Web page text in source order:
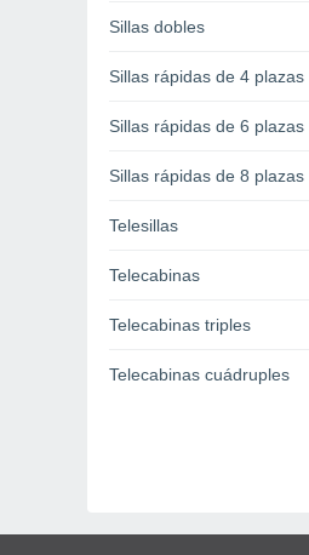
Sillas dobles
Sillas rápidas de 4 plazas
Sillas rápidas de 6 plazas
Sillas rápidas de 8 plazas
Telesillas
Telecabinas
Telecabinas triples
Telecabinas cuádruples